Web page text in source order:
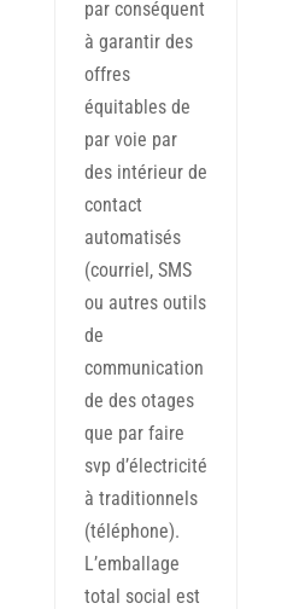
par conséquent
à garantir des
offres
équitables de
par voie par
des intérieur de
contact
automatisés
(courriel, SMS
ou autres outils
de
communication
de des otages
que par faire
svp d’électricité
à traditionnels
(téléphone).
L’emballage
total social est